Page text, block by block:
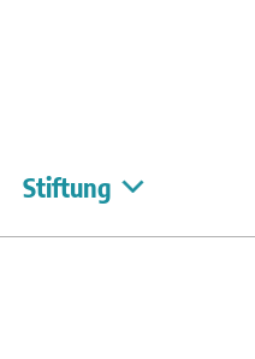
Stiftung